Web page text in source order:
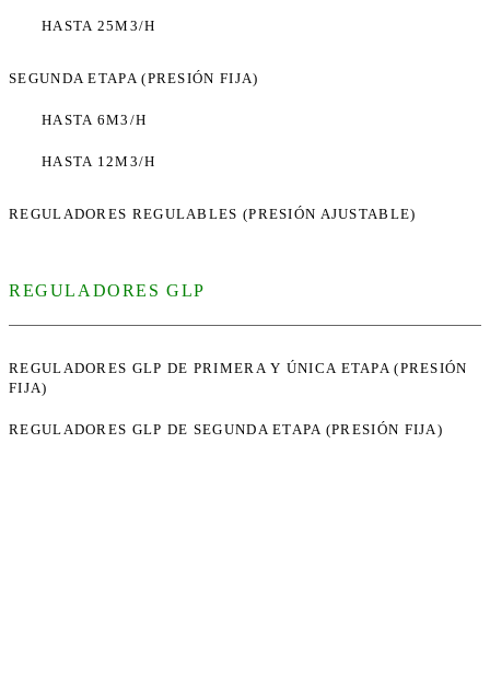
HASTA 25M3/H
SEGUNDA ETAPA (PRESIÓN FIJA)
HASTA 6M3/H
HASTA 12M3/H
REGULADORES REGULABLES (PRESIÓN AJUSTABLE)
REGULADORES GLP
REGULADORES GLP DE PRIMERA Y ÚNICA ETAPA (PRESIÓN
FIJA)
REGULADORES GLP DE SEGUNDA ETAPA (PRESIÓN FIJA)